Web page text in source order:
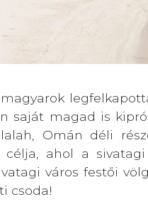
saját magad is
Omán déli
célja, ahol a
város festői
csoda!